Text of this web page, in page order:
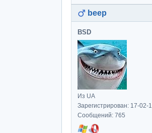
beep
BSD
Из UA
Зарегистрирован: 17-02-
Сообщений: 765